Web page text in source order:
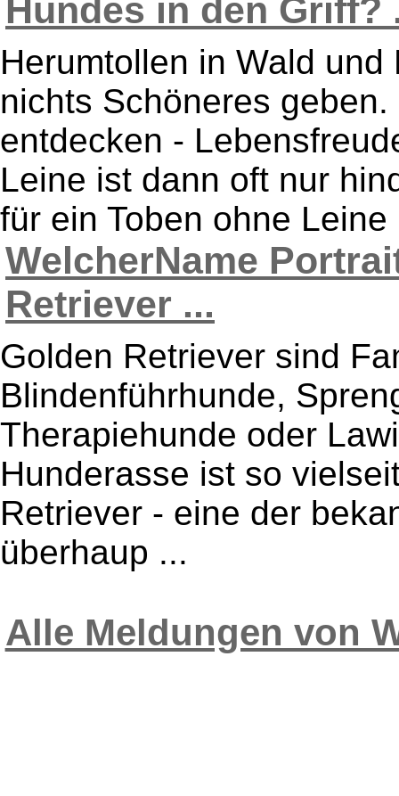
Hundes in den Griff?
Herumtollen in Wald
nichts Schöneres
entdecken -
Leine ist dann oft nur
für ein Toben ohne
WelcherName
Retriever ...
Golden Retriever sind
Blindenführhunde,
Therapiehunde oder
Hunderasse ist so
Retriever - eine der
überhaup ...
Alle Meldungen von